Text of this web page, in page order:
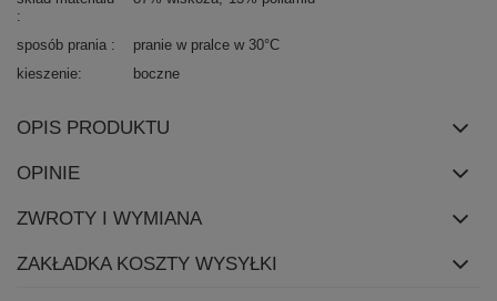
sposób prania
pranie w pralce w 30°C
kieszenie
boczne
OPIS PRODUKTU
OPINIE
ZWROTY I WYMIANA
ZAKŁADKA KOSZTY WYSYŁKI